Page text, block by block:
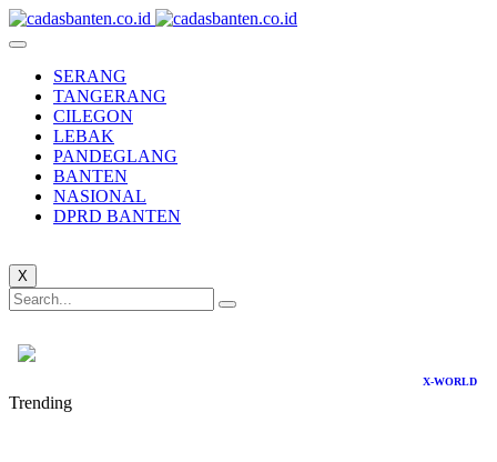
SERANG
TANGERANG
CILEGON
LEBAK
PANDEGLANG
BANTEN
NASIONAL
DPRD BANTEN
X
X-WORLD
Trending